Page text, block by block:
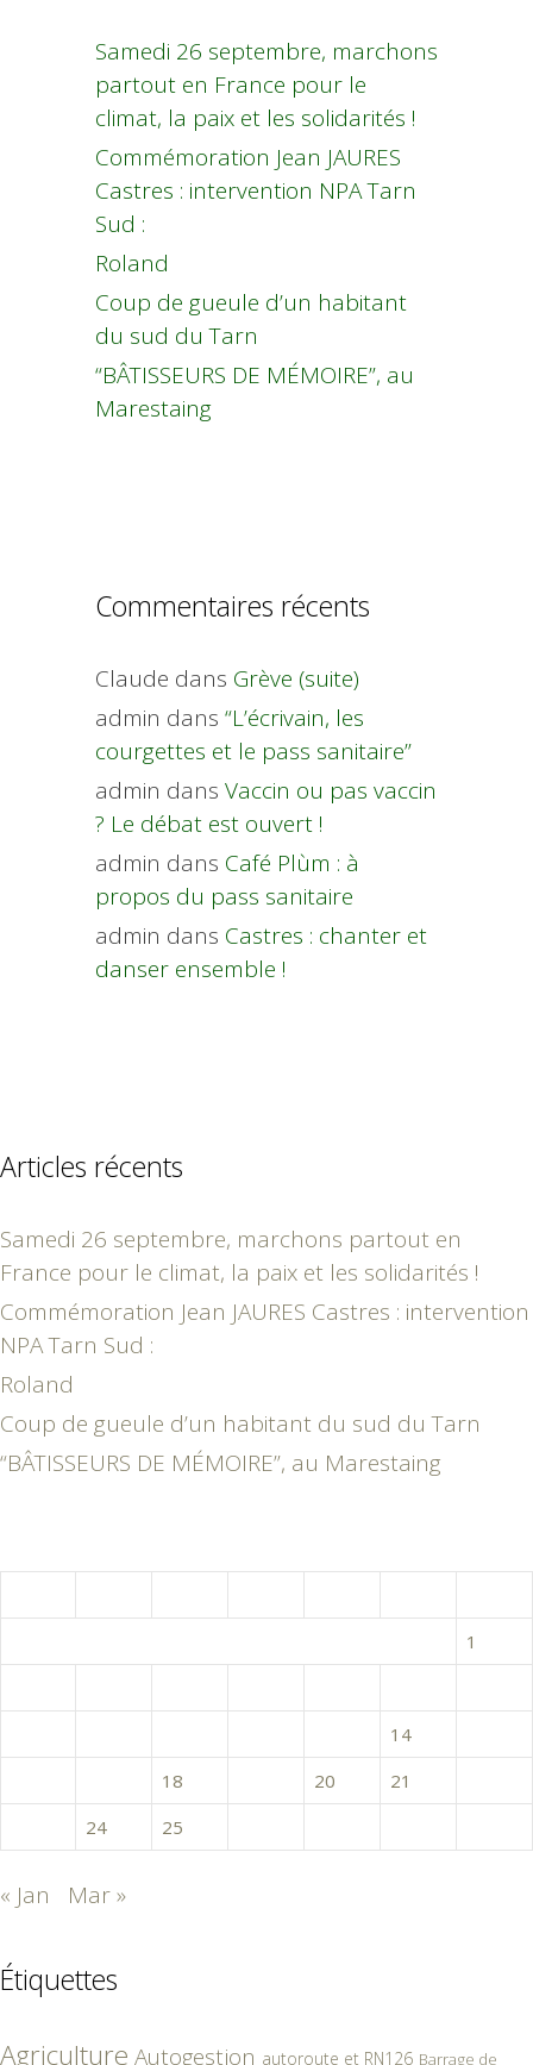
Samedi 26 septembre, marchons
partout en France pour le
climat, la paix et les solidarités !
Commémoration Jean JAURES
Castres : intervention NPA Tarn
Sud :
Roland
Coup de gueule d’un habitant
du sud du Tarn
“BÂTISSEURS DE MÉMOIRE”, au
Marestaing
Commentaires récents
Claude dans Grève (suite)
admin dans “L’écrivain, les
courgettes et le pass sanitaire”
admin dans Vaccin ou pas vaccin
? Le débat est ouvert !
admin dans Café Plùm : à
propos du pass sanitaire
admin dans Castres : chanter et
danser ensemble !
Articles récents
Samedi 26 septembre, marchons partout en
France pour le climat, la paix et les solidarités !
Commémoration Jean JAURES Castres : intervention
NPA Tarn Sud :
Roland
Coup de gueule d’un habitant du sud du Tarn
“BÂTISSEURS DE MÉMOIRE”, au Marestaing
1
14
18 20 21
24 25
« Jan Mar »
Étiquettes
Agriculture Autogestion autoroute et RN126 Barrage de